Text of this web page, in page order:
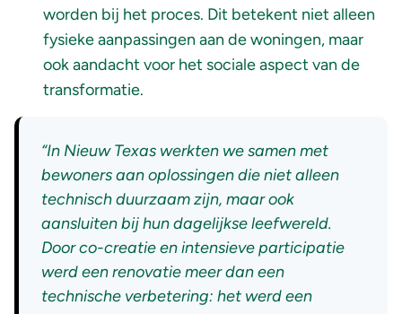
worden bij het proces. Dit betekent niet alleen
fysieke aanpassingen aan de woningen, maar
ook aandacht voor het sociale aspect van de
transformatie.
“In Nieuw Texas werkten we samen met
bewoners aan oplossingen die niet alleen
technisch duurzaam zijn, maar ook
aansluiten bij hun dagelijkse leefwereld.
Door co-creatie en intensieve participatie
werd een renovatie meer dan een
technische verbetering: het werd een